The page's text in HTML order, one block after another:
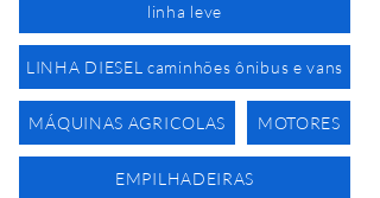
linha leve
LINHA DIESEL caminhões ônibus e vans
MÁQUINAS AGRICOLAS MOTORES
EMPILHADEIRAS